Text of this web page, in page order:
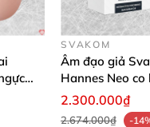
SVAKOM
Âm đạo giả
Hannes Neo co
app điều khiển
2.300.000₫
2.674.000₫
-